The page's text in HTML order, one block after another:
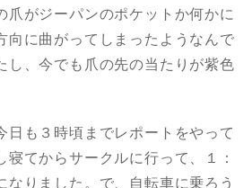
爪がジーパンのポケットか何かに
向に曲がってしまったようなんで
し、今でも爪の先の当たりが紫色
日も３時頃までレポートをやって
てからサークルに行って、１：
なりました。で、自転車に乗ろう